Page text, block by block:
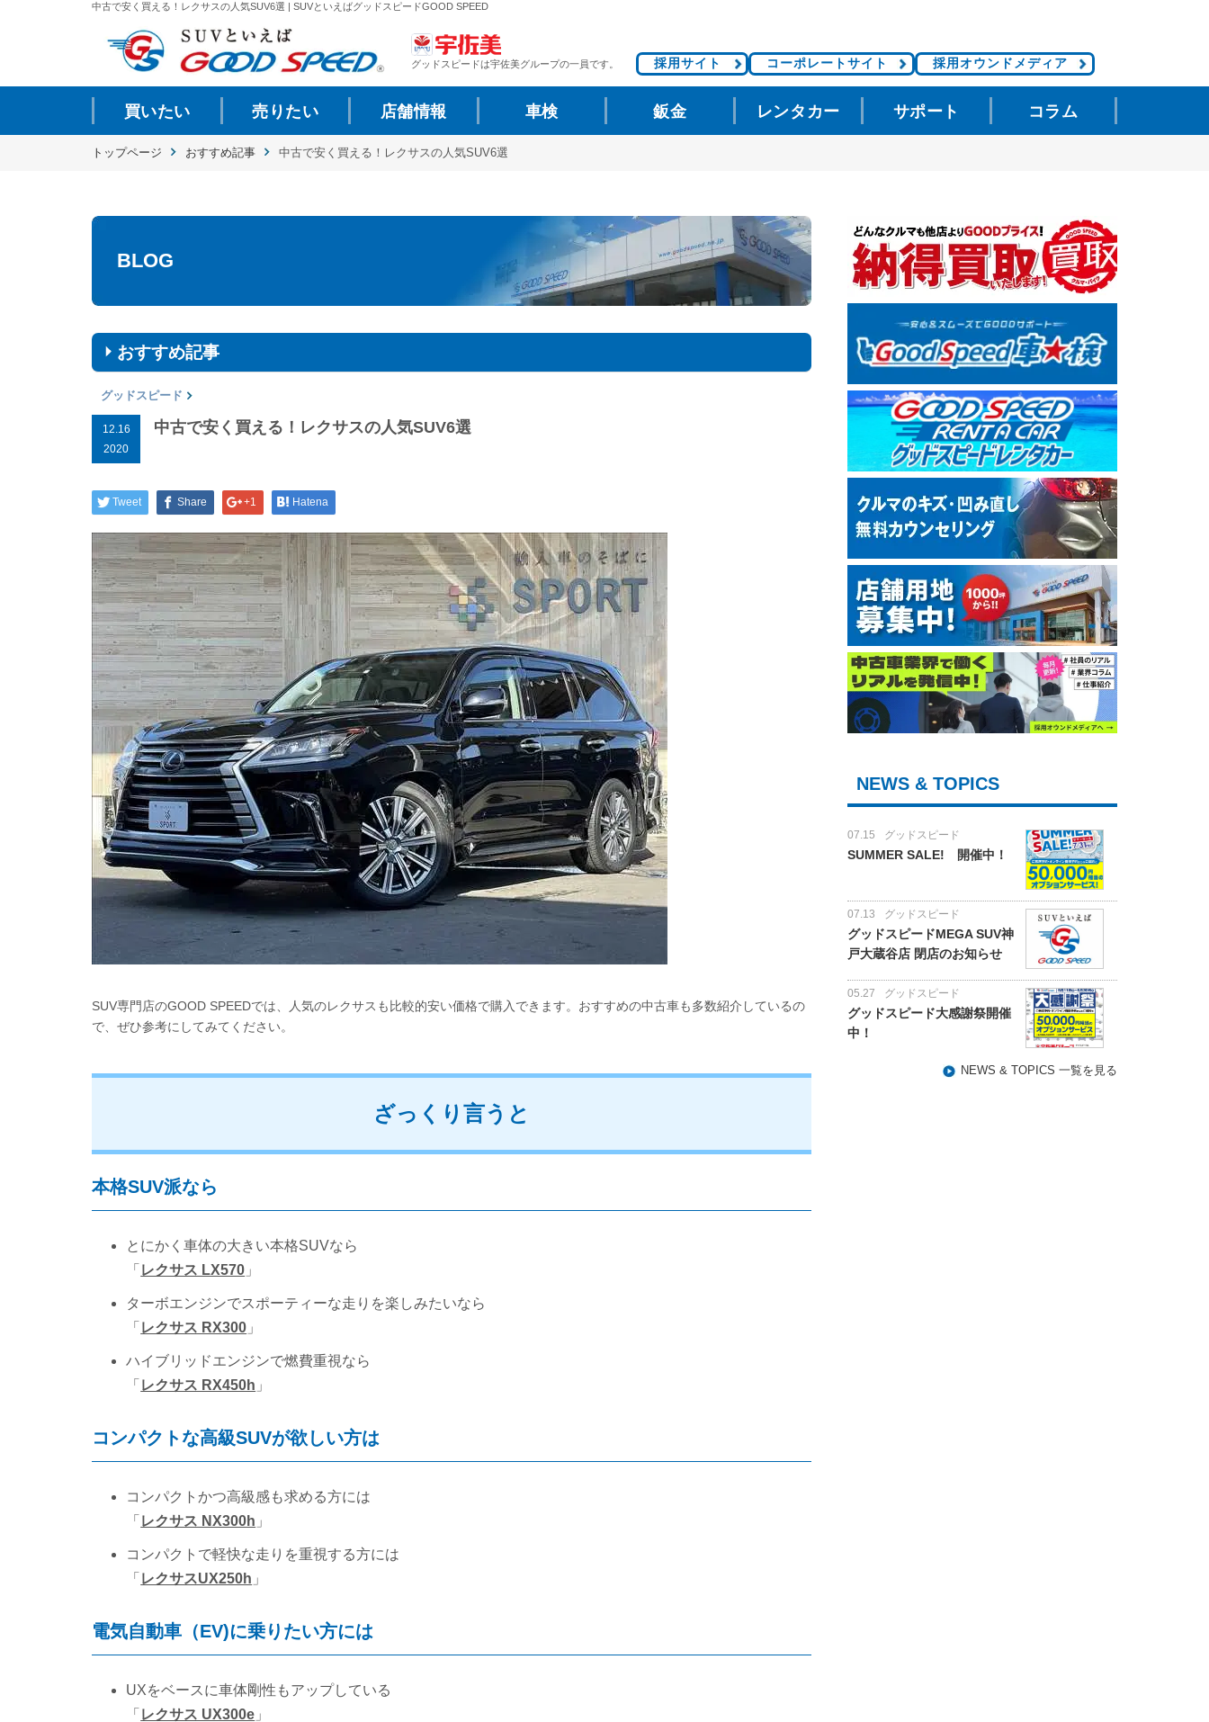
中古で安く買える！レクサスの人気SUV6選 | SUVといえばグッドスピードGOOD SPEED
グッドスピードは宇佐美グループの一員です。 採用サイト コーポレートサイト 採用オウンドメディア
買いたい 売りたい 店舗情報 車検 鈑金 レンタカー サポート コラム
トップページ おすすめ記事 中古で安く買える！レクサスの人気SUV6選
BLOG
おすすめ記事
グッドスピード
12.16
2020
中古で安く買える！レクサスの人気SUV6選
Tweet Share +1 Hatena
SUV専門店のGOOD SPEEDでは、人気のレクサスも比較的安い価格で購入できます。おすすめの中古車も多数紹介しているの
で、ぜひ参考にしてみてください。
ざっくり言うと
本格SUV派なら
とにかく車体の大きい本格SUVなら
「 レクサス LX570 」
ターボエンジンでスポーティーな走りを楽しみたいなら
「 レクサス RX300 」
ハイブリッドエンジンで燃費重視なら
「 レクサス RX450h 」
コンパクトな高級SUVが欲しい方は
コンパクトかつ高級感も求める方には
「 レクサス NX300h 」
コンパクトで軽快な走りを重視する方には
「 レクサスUX250h 」
電気自動車（EV)に乗りたい方には
UXをベースに車体剛性もアップしている
「 レクサス UX300e 」
NEWS & TOPICS
07.15 グッドスピード
SUMMER SALE! 開催中！
07.13 グッドスピード
グッドスピードMEGA SUV神
戸大蔵谷店 閉店のお知らせ
05.27 グッドスピード
グッドスピード大感謝祭開催
中！
NEWS & TOPICS 一覧を見る